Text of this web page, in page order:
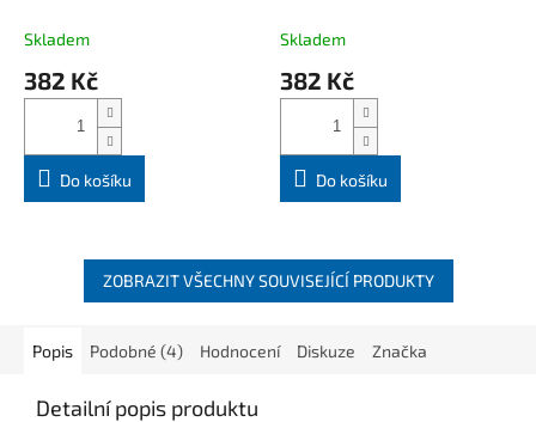
Skladem
382 Kč
Do košíku
Skladem
382 Kč
Do košíku
ZOBRAZIT VŠECHNY SOUVISEJÍCÍ PRODUKTY
Popis Podobné (4) Hodnocení Diskuze Značka
Detailní popis produktu